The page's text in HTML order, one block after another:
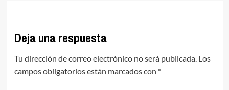
Deja una respuesta
Tu dirección de correo electrónico no será publicada. Los
campos obligatorios están marcados con *